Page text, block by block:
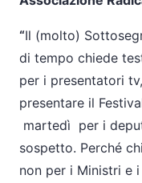
“Il (molto)
di tempo chiede
per i presentatori
presentare il
martedì per i
sospetto. Perché
non per i Ministri e